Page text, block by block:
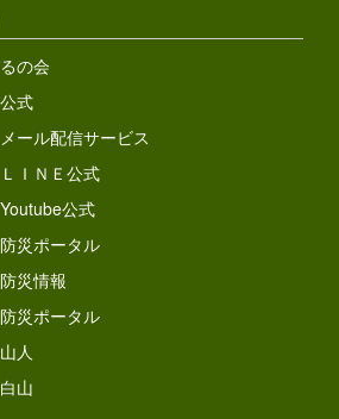
の会
式
ール配信サービス
ＩＮＥ公式
公式
災ポータル
災情報
災ポータル
人
山